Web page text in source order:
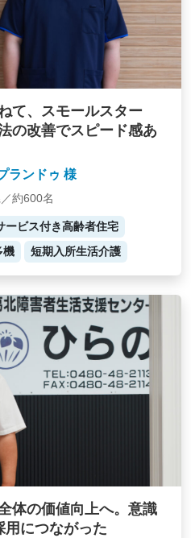
て、スモールスター
の改善でスピード感あ
ランドゥ 様
約600名
ービス付き高齢者住宅
機 短期入所生活介護
体の価値向上へ。意識
用につながった